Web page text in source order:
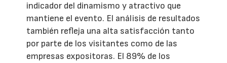
indicador del dinamismo y atractivo que
mantiene el evento. El análisis de resultados
también refleja una alta satisfacción tanto
por parte de los visitantes como de las
empresas expositoras. El 89% de los